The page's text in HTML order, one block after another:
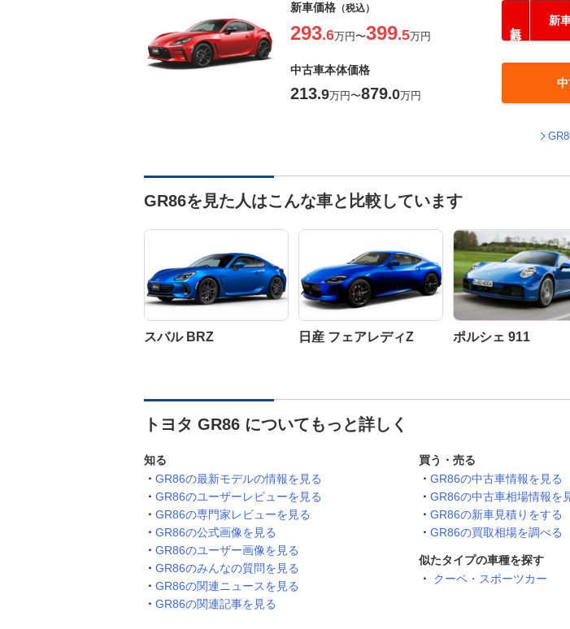
新車価格 （税込）
293.6万円〜399.5万円
新
中古車本体価格
213.9万円〜879.0万円
GR86を見た人はこんな車と比較しています
スバル BRZ 日産 フェアレディZ ポルシェ 911
トヨタ GR86 についてもっと詳しく
知る
GR86の最新モデルの情報を見る
GR86のユーザーレビューを見る
GR86の専門家レビューを見る
GR86の公式画像を見る
GR86のユーザー画像を見る
GR86のみんなの質問を見る
GR86の関連ニュースを見る
GR86の関連記事を見る
買う・売る
GR86の中古車情報を見る
GR86の中古車相場情報を
GR86の新車見積りをする
GR86の買取相場を調べる
似たタイプの車種を探す
クーペ・スポーツカー